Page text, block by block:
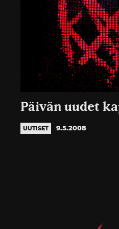
Päivän uudet
UUTISET 9.5.2008